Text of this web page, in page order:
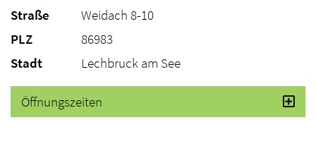
Straße
Weidach 8-10
PLZ
86983
Stadt
Lechbruck am See
Öffnungszeiten